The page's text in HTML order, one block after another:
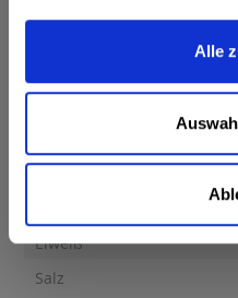
Alle
g Kohlenhydrate...
Kohlenhydrate
Eiweiß
Salz